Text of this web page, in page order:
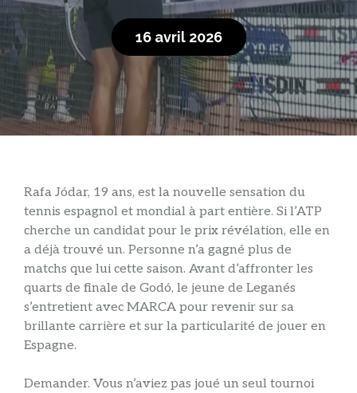
16 avril 2026
Rafa Jódar, 19 ans, est la nouvelle sensation du
tennis espagnol et mondial à part entière. Si l’ATP
cherche un candidat pour le prix révélation, elle en
a déjà trouvé un. Personne n’a gagné plus de
matchs que lui cette saison. Avant d’affronter les
quarts de finale de Godó, le jeune de Leganés
s’entretient avec MARCA pour revenir sur sa
brillante carrière et sur la particularité de jouer en
Espagne.
Demander. Vous n’aviez pas joué un seul tournoi